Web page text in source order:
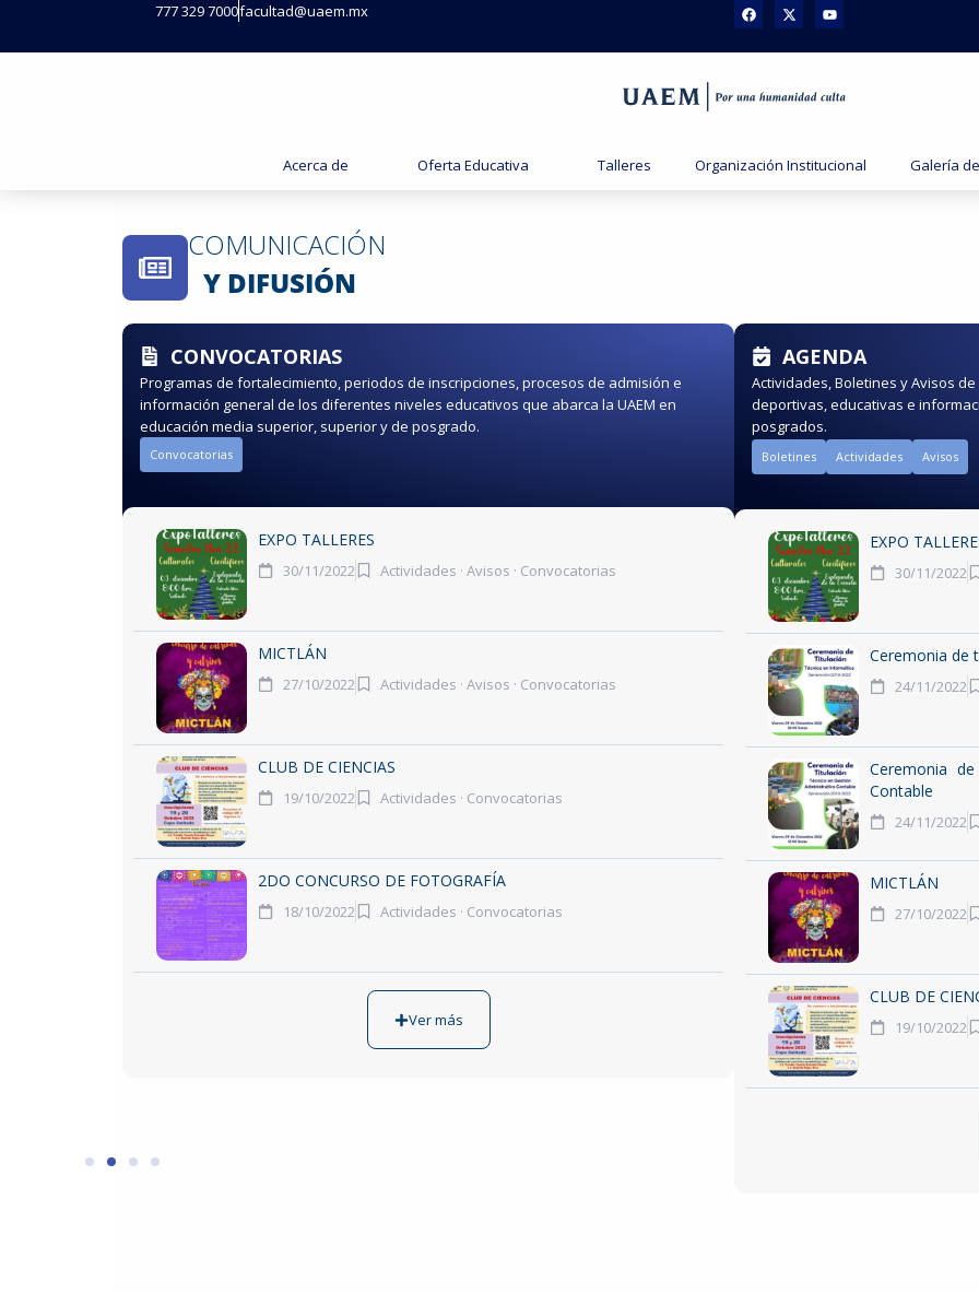
777 329 7000facultad@uaem.mx
Acerca de Oferta Educativa Talleres Organización Institucional Galería
COMUNICACIÓN
Y DIFUSIÓN​
CONVOCATORIAS
Programas de fortalecimiento, periodos de inscripciones, procesos de admisión e
información general de los diferentes niveles educativos que abarca la UAEM en
educación media superior, superior y de posgrado.
Convocatorias
EXPO TALLERES
30/11/2022 Actividades · Avisos · Convocatorias
MICTLÁN
27/10/2022 Actividades · Avisos · Convocatorias
CLUB DE CIENCIAS
19/10/2022 Actividades · Convocatorias
2DO CONCURSO DE FOTOGRAFÍA
18/10/2022 Actividades · Convocatorias
Ver más
AGENDA
Actividades, Boletines y Avisos
deportivas, educativas e
posgrados.
Boletines Actividades Avisos
EXPO
30/11/2022
Ceremonia de
24/11/2022
Ceremonia
Contable
24/11/2022
MICTLÁN
27/10/2022
CLUB DE
19/10/2022